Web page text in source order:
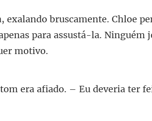
para assustá-l
m era afiado. – Eu deveria ter fe